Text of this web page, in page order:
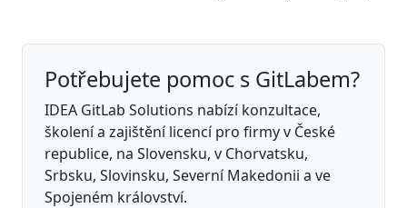
Potřebujete pomoc s GitLabem?
IDEA GitLab Solutions nabízí konzultace,
školení a zajištění licencí pro firmy v České
republice, na Slovensku, v Chorvatsku,
Srbsku, Slovinsku, Severní Makedonii a ve
Spojeném království.